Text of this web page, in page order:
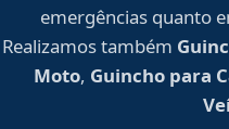
emergências quanto
Realizamos também
Moto, Guincho para